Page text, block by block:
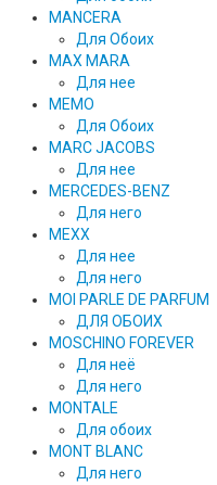
MANCERA
Для Обоих
MAX MARA
Для нее
MEMO
Для Обоих
MARC JACOBS
Для нее
MERCEDES-BENZ
Для него
MEXX
Для нее
Для него
MOI PARLE DE PARFUM
ДЛЯ ОБОИХ
MOSCHINO FOREVER
Для неё
Для него
MONTALE
Для обоих
MONT BLANC
Для него